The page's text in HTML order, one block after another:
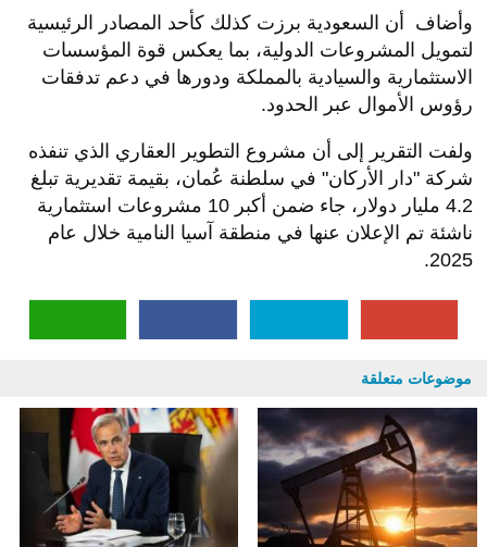
وأضاف أن السعودية برزت كذلك كأحد المصادر الرئيسية
لتمويل المشروعات الدولية، بما يعكس قوة المؤسسات
الاستثمارية والسيادية بالمملكة ودورها في دعم تدفقات
رؤوس الأموال عبر الحدود.
ولفت التقرير إلى أن مشروع التطوير العقاري الذي تنفذه
شركة "دار الأركان" في سلطنة عُمان، بقيمة تقديرية تبلغ
4.2 مليار دولار، جاء ضمن أكبر 10 مشروعات استثمارية
ناشئة تم الإعلان عنها في منطقة آسيا النامية خلال عام
2025.
موضوعات متعلقة